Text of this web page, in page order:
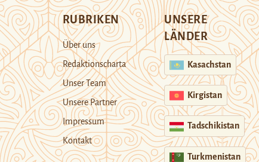
RUBRIKEN
Über uns
Redaktionscharta
Unser Team
Unsere Partner
Impressum
Kontakt
UNSERE
LÄNDER
Kasachstan
Kirgistan
Tadschikistan
Turkmenistan